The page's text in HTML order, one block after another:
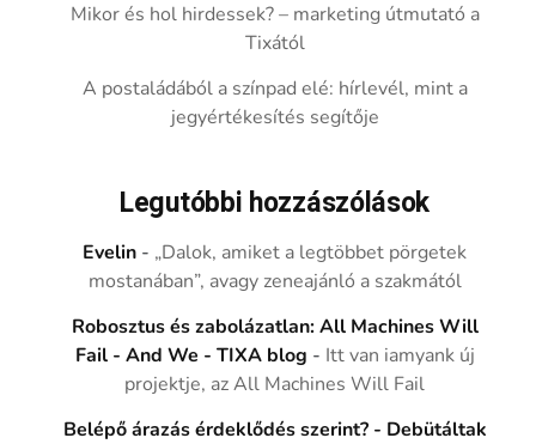
Mikor és hol hirdessek? – marketing útmutató a
Tixától
A postaládából a színpad elé: hírlevél, mint a
jegyértékesítés segítője
Legutóbbi hozzászólások
Evelin - „Dalok, amiket a legtöbbet pörgetek
mostanában”, avagy zeneajánló a szakmától
Robosztus és zabolázatlan: All Machines Will
Fail - And We - TIXA blog - Itt van iamyank új
projektje, az All Machines Will Fail
Belépő árazás érdeklődés szerint? - Debütáltak